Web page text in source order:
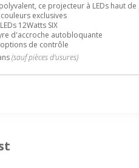
ce projecteur à LEDs haut
exclusives
12Watts SIX
d'accroche autobloquante
de contrôle
(sauf pièces d'usures)